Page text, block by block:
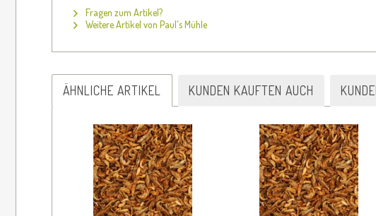
Fragen zum Artikel?
Weitere Artikel von Paul's Mühle
ÄHNLICHE ARTIKEL KUNDEN KAUFTEN AUCH